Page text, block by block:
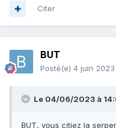
Citer
BUT
Posté(e) 4 juin 2023
Le 04/06/2023 à
BUT, vous citiez la